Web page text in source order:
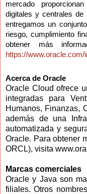
mercado
digitales y centrales
entregamos un
riesgo, cumplimiento
obtener más
https://
Acerca de Oracle
Oracle Cloud ofrece
integradas para
Humanos, Finanzas,
además de una
automatizada y
Oracle. Para obtener
ORCL), visita
Marcas comerciales
Oracle y Java son
filiales. Otros